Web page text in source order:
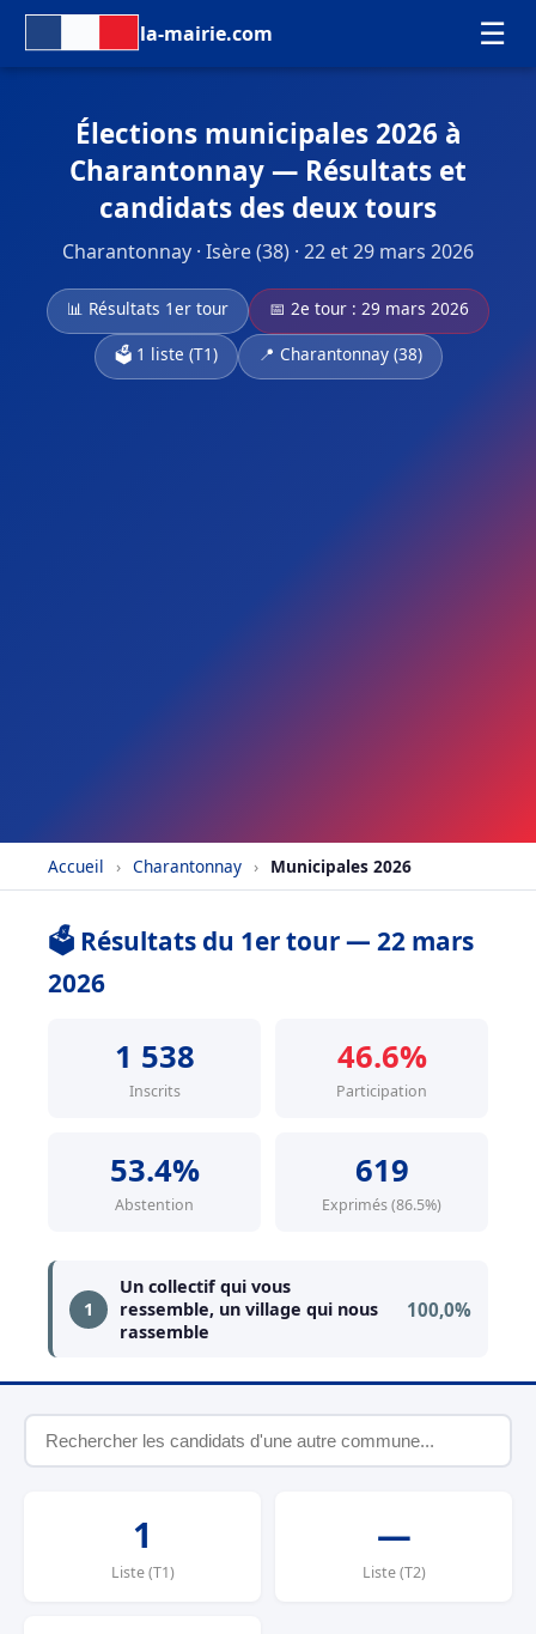
la-mairie.com ☰
Élections municipales 2026 à
Charantonnay — Résultats et
candidats des deux tours
Charantonnay · Isère (38) · 22 et 29 mars 2026
📊 Résultats 1er tour
📅 2e tour : 29 mars 2026
🗳️ 1 liste (T1)
📍 Charantonnay (38)
Accueil › Charantonnay › Municipales 2026
🗳️ Résultats du 1er tour — 22 mars
2026
1 538
Inscrits
46.6%
Participation
53.4%
Abstention
619
Exprimés (86.5%)
1
Un collectif qui vous
ressemble, un village qui nous
rassemble
100,0%
1
Liste (T1)
—
Liste (T2)